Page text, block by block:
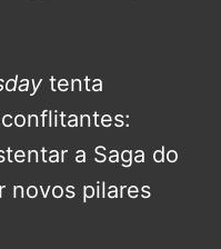
tenta
a Saga do
novos pilares